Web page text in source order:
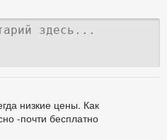
низкие цены. Как
-почти бесплатно